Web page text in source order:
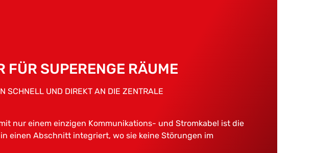
SUPERENGE RÄUME
SCHNELL UND DIREKT AN DIE ZENTRALE
nur einem einzigen Kommunikations- und Stromkabel ist die
einen Abschnitt integriert, wo sie keine Störungen im